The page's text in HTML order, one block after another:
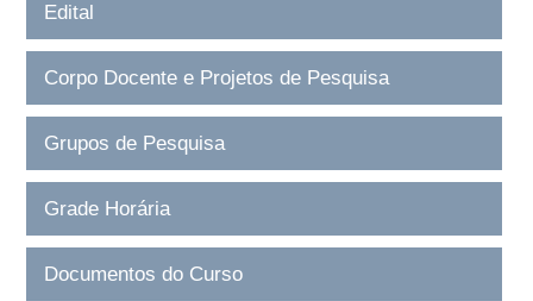
Edital
Corpo Docente e Projetos de Pesquisa
Grupos de Pesquisa
Grade Horária
Documentos do Curso